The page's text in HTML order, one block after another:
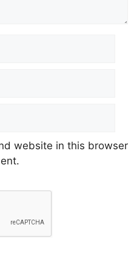
website in this browser